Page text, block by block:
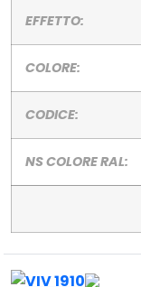
EFFETTO:
COLORE:
CODICE:
NS COLORE RAL: